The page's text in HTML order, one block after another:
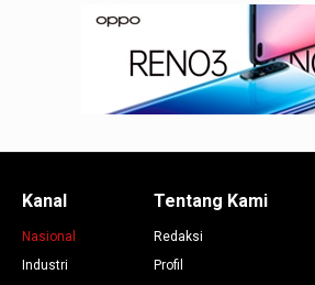
Kanal
Nasional
Industri
Tentang Kami
Redaksi
Profil